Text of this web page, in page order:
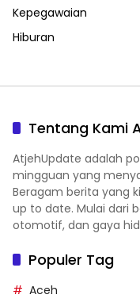
Kepegawaian
Hiburan
Tentang Kami
AtjehUpdate adalah
mingguan yang
Beragam berita yang
up to date. Mulai dari
otomotif, dan gaya
Populer Tag
Aceh